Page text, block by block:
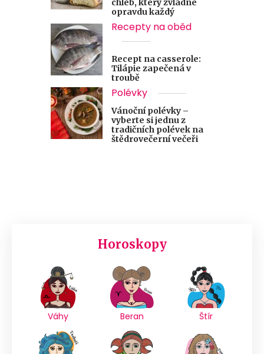
chléb, který zvládne
opravdu každý
Recepty na oběd
Recept na casserole:
Tilápie zapečená v
troubě
Polévky
Vánoční polévky –
vyberte si jednu z
tradičních polévek na
štědrovečerní večeři
Horoskopy
Váhy Beran Štír